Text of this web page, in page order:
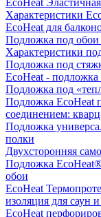
EcoHeat
Характеристики
EcoHeat для
Подложка под обои
Характеристики
Подложка под
EcoHeat -
Подложка под
Подложка EcoHeat
соединением:
Подложка
полки
Двухсторонняя
Подложка
обои
EcoHeat
изоляция для саун
EcoHeat